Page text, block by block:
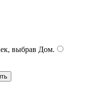
выбрав Дом.